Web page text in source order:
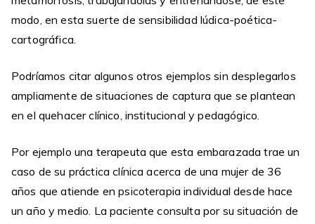
modo, en esta suerte de sensibilidad lúdica-poética-
cartográfica.
Podríamos citar algunos otros ejemplos sin desplegarlos
ampliamente de situaciones de captura que se plantean
en el quehacer clínico, institucional y pedagógico.
Por ejemplo una terapeuta que esta embarazada trae un
caso de su práctica clínica acerca de una mujer de 36
años que atiende en psicoterapia individual desde hace
un año y medio. La paciente consulta por su situación de